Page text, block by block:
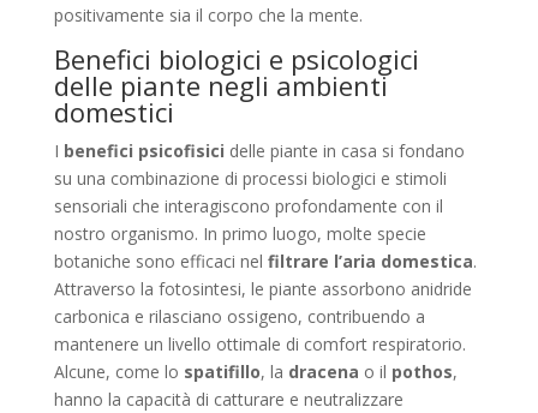
positivamente sia il corpo che la mente.
Benefici biologici e psicologici
delle piante negli ambienti
domestici
I benefici psicofisici delle piante in casa si fondano
su una combinazione di processi biologici e stimoli
sensoriali che interagiscono profondamente con il
nostro organismo. In primo luogo, molte specie
botaniche sono efficaci nel filtrare l’aria domestica.
Attraverso la fotosintesi, le piante assorbono anidride
carbonica e rilasciano ossigeno, contribuendo a
mantenere un livello ottimale di comfort respiratorio.
Alcune, come lo spatifillo, la dracena o il pothos,
hanno la capacità di catturare e neutralizzare